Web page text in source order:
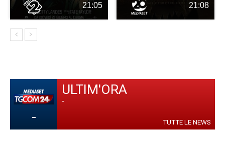
21:05 21:08
-
ULTIM'ORA
-
TUTTE LE NEWS